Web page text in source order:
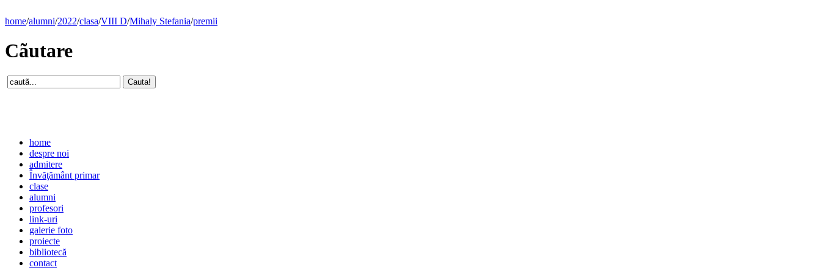
home/alumni/2022/clasa/VIII D/Mihaly Stefania/premii
Cãutare
home
despre noi
admitere
Învăţământ primar
clase
alumni
profesori
link-uri
galerie foto
proiecte
bibliotecă
contact